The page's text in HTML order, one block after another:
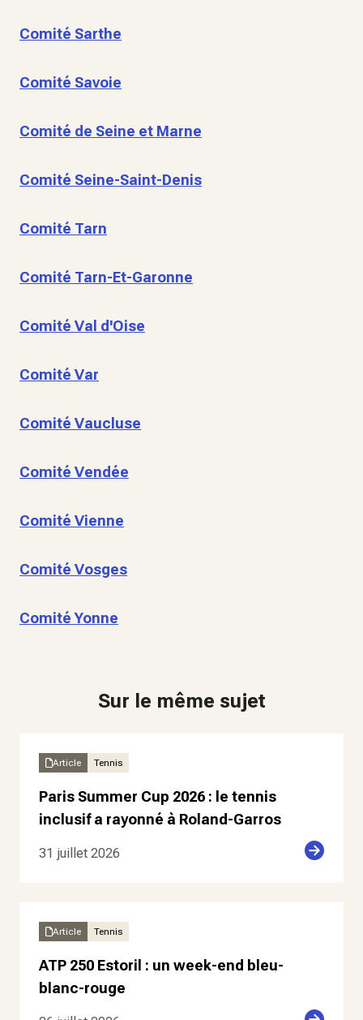
Comité Sarthe
Comité Savoie
Comité de Seine et Marne
Comité Seine-Saint-Denis
Comité Tarn
Comité Tarn-Et-Garonne
Comité Val d'Oise
Comité Var
Comité Vaucluse
Comité Vendée
Comité Vienne
Comité Vosges
Comité Yonne
Sur le même sujet
Article Tennis
Paris Summer Cup 2026 : le tennis
inclusif a rayonné à Roland-Garros
31 juillet 2026
Article Tennis
ATP 250 Estoril : un week-end bleu-
blanc-rouge